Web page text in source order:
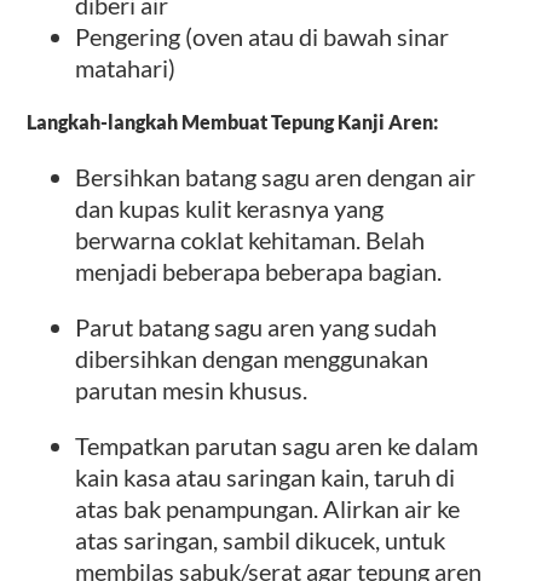
Pengering (oven atau di bawah sinar
matahari)
Langkah-langkah Membuat Tepung Kanji Aren:
Bersihkan batang sagu aren dengan air
dan kupas kulit kerasnya yang
berwarna coklat kehitaman. Belah
menjadi beberapa beberapa bagian.
Parut batang sagu aren yang sudah
dibersihkan dengan menggunakan
parutan mesin khusus.
Tempatkan parutan sagu aren ke dalam
kain kasa atau saringan kain, taruh di
atas bak penampungan. Alirkan air ke
atas saringan, sambil dikucek, untuk
membilas sabuk/serat agar tepung aren